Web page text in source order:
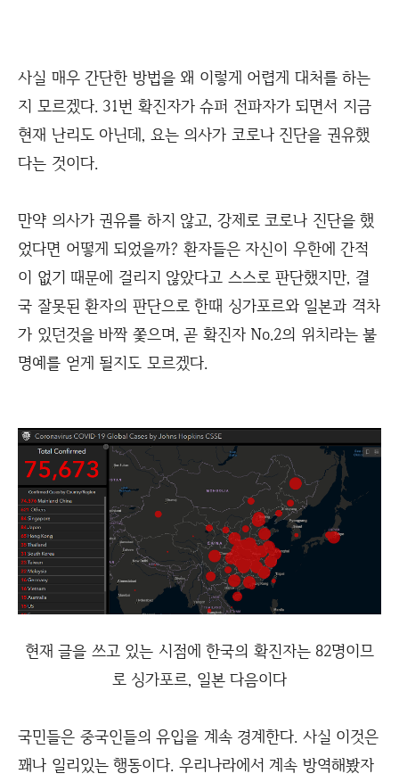
사실 매우 간단한 방법을 왜 이렇게 어렵게 대처를 하는
지 모르겠다. 31번 확진자가 슈퍼 전파자가 되면서 지금
현재 난리도 아닌데, 요는 의사가 코로나 진단을 권유했
다는 것이다.
만약 의사가 권유를 하지 않고, 강제로 코로나 진단을 했
었다면 어떻게 되었을까? 환자들은 자신이 우한에 간적
이 없기 때문에 걸리지 않았다고 스스로 판단했지만, 결
국 잘못된 환자의 판단으로 한때 싱가포르와 일본과 격차
가 있던것을 바짝 쫓으며, 곧 확진자 No.2의 위치라는 불
명예를 얻게 될지도 모르겠다.
현재 글을 쓰고 있는 시점에 한국의 확진자는 82명이므
로 싱가포르, 일본 다음이다
국민들은 중국인들의 유입을 계속 경계한다. 사실 이것은
꽤나 일리있는 행동이다. 우리나라에서 계속 방역해봤자